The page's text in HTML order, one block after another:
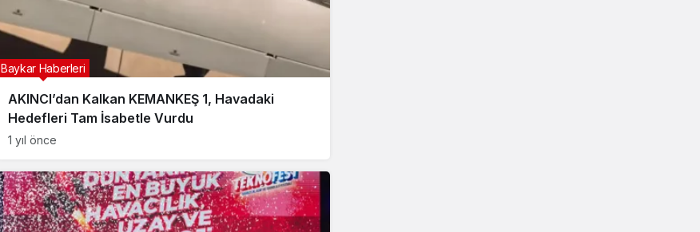
AKINCI’dan Kalkan KEMANKEŞ 1, Havadaki
Hedefleri Tam İsabetle Vurdu
Baykar Haberleri
1 yıl önce